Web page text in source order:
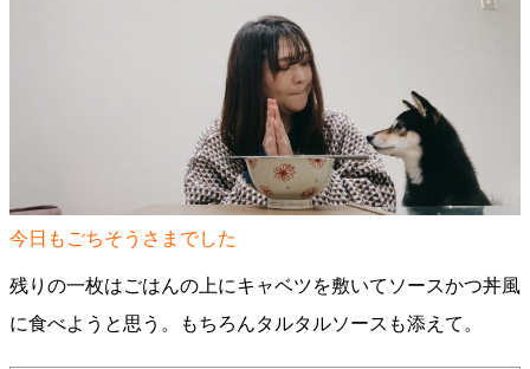
今日もごちそうさまでした
残りの一枚はごはんの上にキャベツを敷いてソースかつ丼風
に食べようと思う。もちろんタルタルソースも添えて。